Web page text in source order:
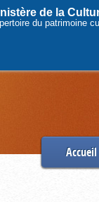
de la
du patrimoine
Accueil